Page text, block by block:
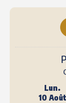
Lun.
10 Août